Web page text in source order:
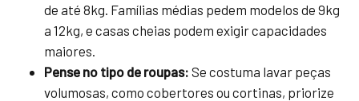
de até 8kg. Famílias médias pedem modelos de 9kg
a 12kg, e casas cheias podem exigir capacidades
maiores.
Pense no tipo de roupas: Se costuma lavar peças
volumosas, como cobertores ou cortinas, priorize